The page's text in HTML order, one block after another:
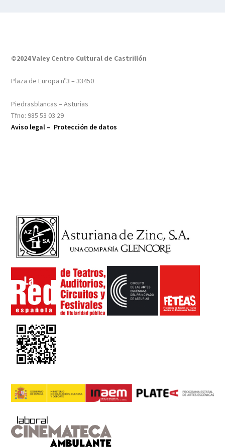
©2024 Valey Centro Cultural de Castrillón
Plaza de Europa nº3 – 33450
Piedrasblancas – Asturias
Tfno: 985 53 03 29
Aviso legal – Protección de datos